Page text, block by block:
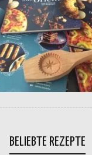
BELIEBTE REZEPTE